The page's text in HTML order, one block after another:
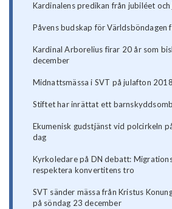
Kardinalens predikan från jubiléet och
Påvens budskap för Världsböndagen
Kardinal Arborelius firar 20 år som
december
Midnattsmässa i SVT på julafton 2018
Stiftet har inrättat ett
Ekumenisk gudstjänst vid polcirkeln
dag
Kyrkoledare på DN debatt:
respektera konvertitens tro
SVT sänder mässa från Kristus
på söndag 23 december